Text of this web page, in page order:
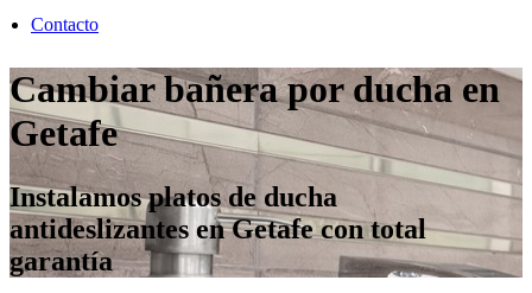
Contacto
Cambiar bañera por ducha en
Getafe
Instalamos platos de ducha
antideslizantes en Getafe con total
garantía